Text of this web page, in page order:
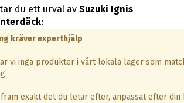
du ett urval av Suzuki Ignis
:
kräver experthjälp
vi inga produkter i vårt lokala lager som
fram exakt det du letar efter, anpassat efter din